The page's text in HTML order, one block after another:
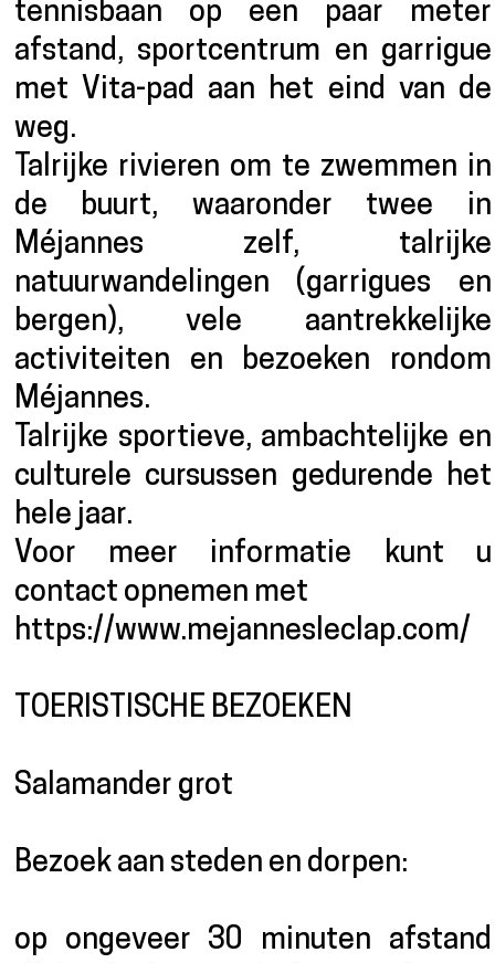
tennisbaan op een paar meter
afstand, sportcentrum en garrigue
met Vita-pad aan het eind van de
weg.
Talrijke rivieren om te zwemmen in
de buurt, waaronder twee in
Méjannes zelf, talrijke
natuurwandelingen (garrigues en
bergen), vele aantrekkelijke
activiteiten en bezoeken rondom
Méjannes.
Talrijke sportieve, ambachtelijke en
culturele cursussen gedurende het
hele jaar.
Voor meer informatie kunt u
contact opnemen met
https://www.mejannesleclap.com/
TOERISTISCHE BEZOEKEN
Salamander grot
Bezoek aan steden en dorpen:
op ongeveer 30 minuten afstand